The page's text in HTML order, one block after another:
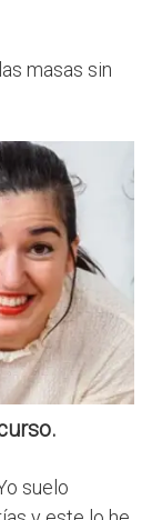
masas sin
suelo